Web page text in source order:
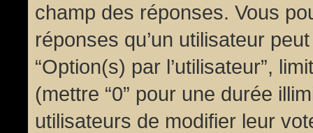
champ des réponses. Vous
réponses qu’un utilisateur
“Option(s) par l’utilisateur”,
(mettre “0” pour une durée
utilisateurs de modifier leur